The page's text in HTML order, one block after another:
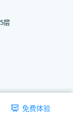
免费体验
层
| 软件著作权登记